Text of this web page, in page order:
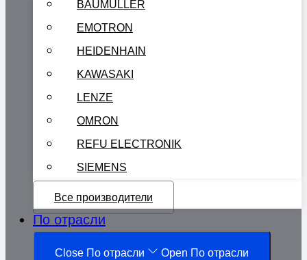
BAUMULLER
EMOTRON
HEIDENHAIN
KAWASAKI
LENZE
OMRON
REFU ELECTRONIK
SIEMENS
Все производители
По отрасли
Close По отрасли Open По отрасли